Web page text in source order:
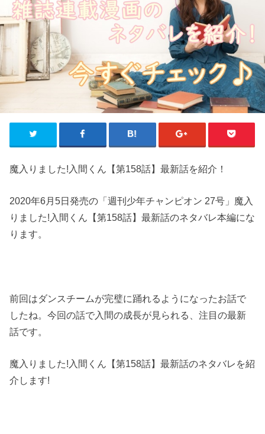
魔入りました!入間くん【第158話】最新話を紹介！
2020年6月5日発売の「週刊少年チャンピオン 27号」魔入
りました!入間くん【第158話】最新話のネタバレ本編にな
ります。
前回はダンスチームが完璧に踊れるようになったお話で
したね。今回の話で入間の成長が見られる、注目の最新
話です。
魔入りました!入間くん【第158話】最新話のネタバレを紹
介します!